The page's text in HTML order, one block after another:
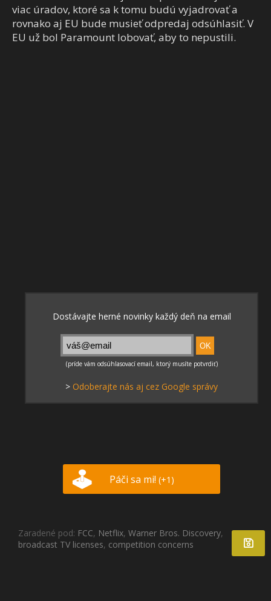
viac úradov, ktoré sa k tomu budú vyjadrovať a
rovnako aj EU bude musieť odpredaj odsúhlasiť. V
EU už bol Paramount lobovať, aby to nepustili.
> Odoberajte nás aj cez Google správy
Páči sa mi! (+1)
Zaradené pod: FCC, Netflix, Warner Bros. Discovery,
broadcast TV licenses, competition concerns